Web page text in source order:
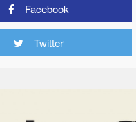
Facebook
Twitter